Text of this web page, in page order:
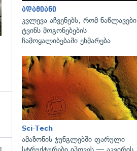
ადამიანი
კვლევა აჩვენებს, რომ ნაწლავები
ტვინს მოგონებების
ჩამოყალიბებაში ეხმარება
Sci-Tech
ამაზონის ჯუნგლებში ფარული